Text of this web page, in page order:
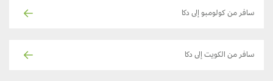
سافر من كولومبو إلى دكا
سافر من الكويت إلى دكا